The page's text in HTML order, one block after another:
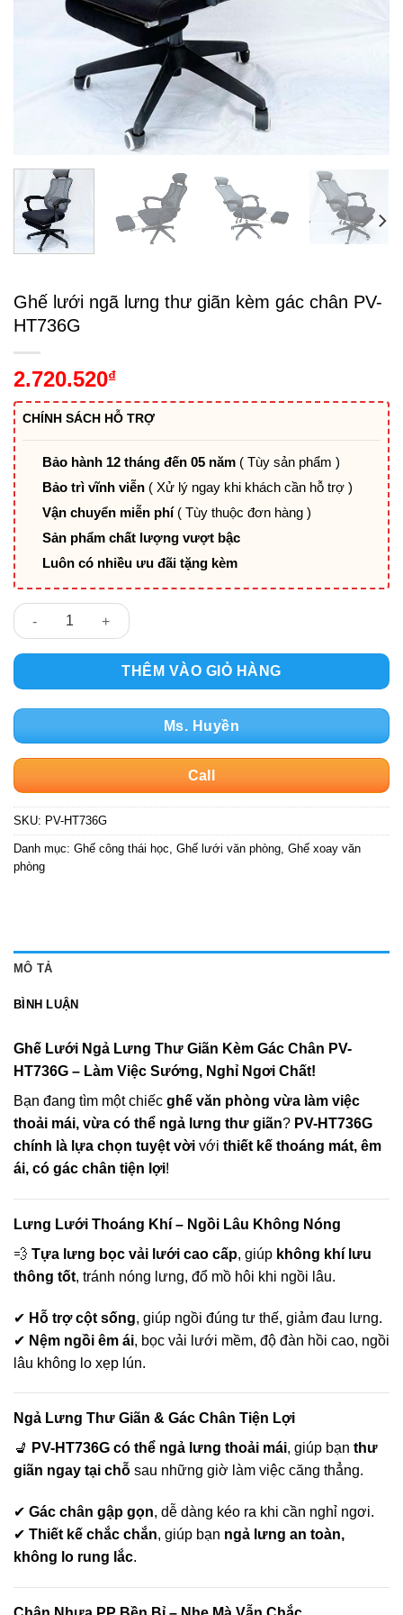
Ghế lưới ngã lưng thư giãn kèm gác chân PV-
HT736G
2.720.520₫
CHÍNH SÁCH HỖ TRỢ
Bảo hành 12 tháng đến 05 năm ( Tùy sản phẩm )
Bảo trì vĩnh viễn ( Xử lý ngay khi khách cần hỗ trợ )
Vận chuyển miễn phí ( Tùy thuộc đơn hàng )
Sản phẩm chất lượng vượt bậc
Luôn có nhiều ưu đãi tặng kèm
Ghế lưới ngã lưng thư giãn kèm gác chân PV-HT736G số lượng
THÊM VÀO GIỎ HÀNG
Ms. Huyền
Call
SKU: PV-HT736G
Danh mục: Ghế công thái học, Ghế lưới văn phòng, Ghế xoay văn
phòng
MÔ TẢ
BÌNH LUẬN
Ghế Lưới Ngả Lưng Thư Giãn Kèm Gác Chân PV-
HT736G – Làm Việc Sướng, Nghỉ Ngơi Chất!
Bạn đang tìm một chiếc ghế văn phòng vừa làm việc
thoải mái, vừa có thể ngả lưng thư giãn? PV-HT736G
chính là lựa chọn tuyệt vời với thiết kế thoáng mát, êm
ái, có gác chân tiện lợi!
Lưng Lưới Thoáng Khí – Ngồi Lâu Không Nóng
💨 Tựa lưng bọc vải lưới cao cấp, giúp không khí lưu
thông tốt, tránh nóng lưng, đổ mồ hôi khi ngồi lâu.
✔ Hỗ trợ cột sống, giúp ngồi đúng tư thế, giảm đau lưng.
✔ Nệm ngồi êm ái, bọc vải lưới mềm, độ đàn hồi cao, ngồi
lâu không lo xẹp lún.
Ngả Lưng Thư Giãn & Gác Chân Tiện Lợi
💺 PV-HT736G có thể ngả lưng thoải mái, giúp bạn thư
giãn ngay tại chỗ sau những giờ làm việc căng thẳng.
✔ Gác chân gập gọn, dễ dàng kéo ra khi cần nghỉ ngơi.
✔ Thiết kế chắc chắn, giúp bạn ngả lưng an toàn,
không lo rung lắc.